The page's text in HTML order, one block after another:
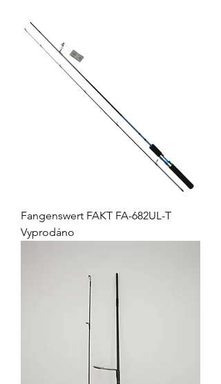
Fangenswert FAKT FA-682UL-T
Vyprodáno